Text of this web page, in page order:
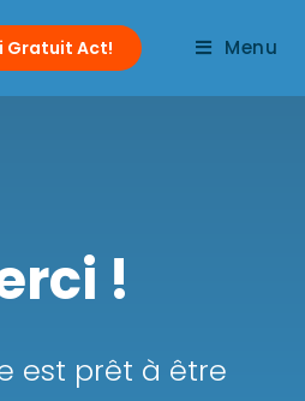
Menu
Gratuit Act!
!
est prêt à être